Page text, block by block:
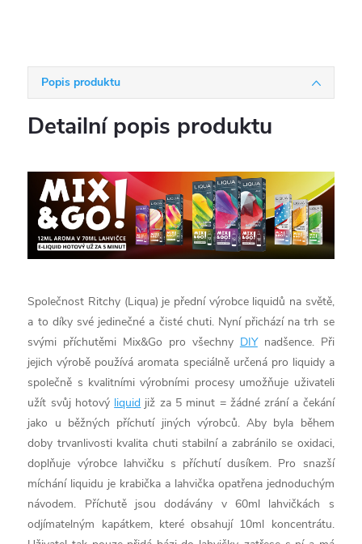
Popis produktu
Detailní popis produktu
Společnost Ritchy (Liqua) je přední výrobce liquidů na světě,
a to díky své jedinečné a čisté chuti. Nyní přichází na trh se
svými příchutěmi Mix&Go pro všechny DIYnadšence. Při
jejich výrobě používá aromata speciálně určená pro liquidy a
společně s kvalitními výrobními procesy umožňuje uživateli
užít svůj hotový liquid již za 5 minut = žádné zrání a čekání
jako u běžných příchutí jiných výrobců. Aby byla během
doby trvanlivosti kvalita chuti stabilní a zabránilo se oxidaci,
doplňuje výrobce lahvičku s příchutí dusíkem. Pro snazší
míchání liquidu je krabička a lahvička opatřena jednoduchým
návodem. Příchutě jsou dodávány v 60ml lahvičkách s
odjímatelným kapátkem, které obsahují 10ml koncentrátu.